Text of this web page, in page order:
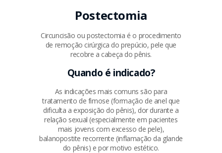
Postectomia
Circuncisão ou postectomia é o procedimento
de remoção cirúrgica do prepúcio, pele que
recobre a cabeça do pênis.
Quando é indicado?
As indicações mais comuns são para
tratamento de fimose (formação de anel que
dificulta a exposição do pênis), dor durante a
relação sexual (especialmente em pacientes
mais jovens com excesso de pele),
balanopostite recorrente (inflamação da glande
do pênis) e por motivo estético.